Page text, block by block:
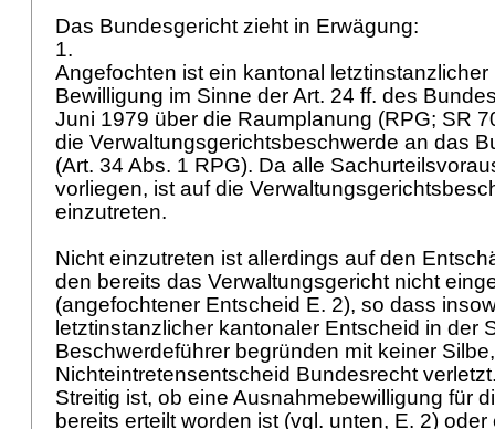
Das Bundesgericht zieht in Erwägung:
1.
Angefochten ist ein kantonal
Bewilligung im Sinne der Art. 24 ff. des
Juni 1979 über die Raumplanung (RPG; SR
die Verwaltungsgerichtsbeschwerde an das
(Art. 34 Abs. 1 RPG). Da alle
vorliegen, ist auf die
einzutreten.
Nicht einzutreten ist allerdings auf den
den bereits das Verwaltungsgericht nicht
(angefochtener Entscheid E. 2), so dass
letztinstanzlicher kantonaler Entscheid in der
Beschwerdeführer begründen mit keiner
Nichteintretensentscheid Bundesrecht
Streitig ist, ob eine Ausnahmebewilligung für
bereits erteilt worden ist (vgl. unten, E. 2)